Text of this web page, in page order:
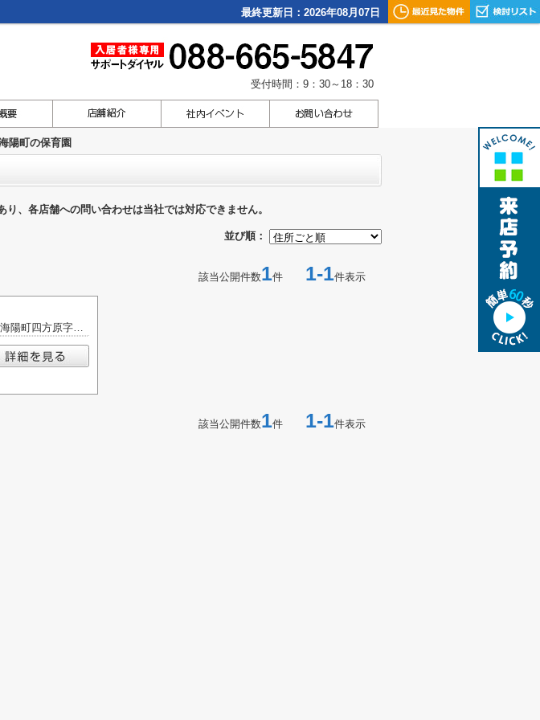
最終更新日：2026年08月07日
受付時間：9：30～18：30
陽町の保育園
、各店舗への問い合わせは当社では対応できません。
並び順：
該当公開件数1件 1-1件表示
徳島県海部郡海陽町四方原字広谷
該当公開件数1件 1-1件表示